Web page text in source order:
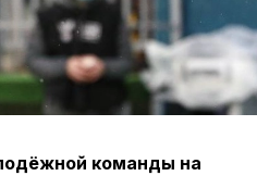
команды на